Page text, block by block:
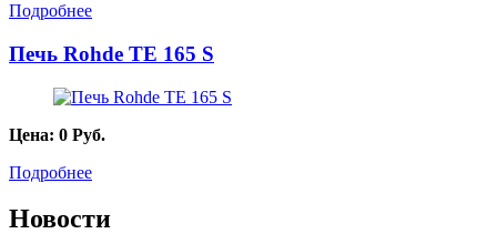
Подробнее
Печь Rohde TE 165 S
Цена: 0 Руб.
Подробнее
Новости